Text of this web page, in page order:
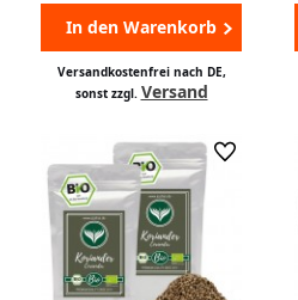
In den Warenkorb
Versandkostenfrei nach DE,
sonst zzgl. Versand